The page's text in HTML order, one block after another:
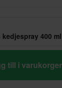
400 ml
till i